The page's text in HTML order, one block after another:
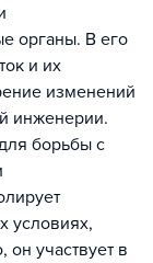
органы. В его
и их
изменений
инженерии.
борьбы с
условиях,
участвует в